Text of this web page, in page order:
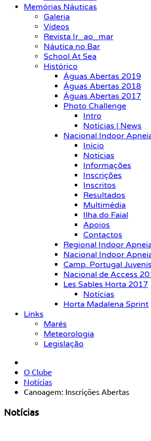
Memórias Náuticas
Galeria
Vídeos
Revista Ir_ao_mar
Náutica no Bar
School At Sea
Histórico
Águas Abertas 2019
Águas Abertas 2018
Águas Abertas 2017
Photo Challenge
Intro
Notícias | News
Nacional Indoor
Início
Notícias
Informações
Inscrições
Inscritos
Resultados
Multimédia
Ilha do Faial
Apoios
Contactos
Regional Indoor
Nacional Indoor
Camp. Portugal
Nacional de Access
Les Sables Horta 2017
Notícias
Horta Madalena Sprint
Links
Marés
Meteorologia
Legislação
O Clube
Notícias
Canoagem: Inscrições Abertas
Notícias